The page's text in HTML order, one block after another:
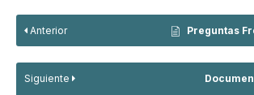
Anterior Preguntas
Siguiente